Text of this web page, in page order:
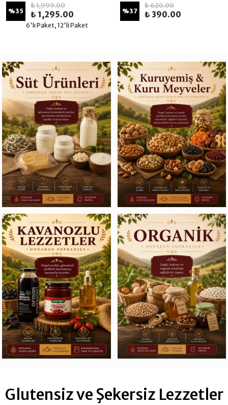
%35
₺ 1,999.00
₺ 1,295.00
6'lı Paket, 12'li Paket
%37
₺ 620.00
₺ 390.00
Glutensiz ve Şekersiz Lezzetler